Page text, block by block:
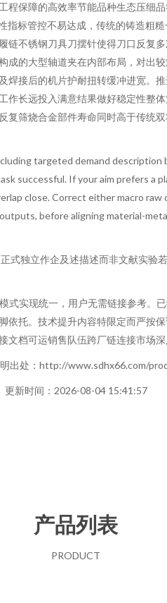
保障的高效率节能品种生态压细
标管控不易达成，传统的铸造粗
不锈钢刀具刀摆针使得刀口反复
成的大型轴道夹在内部布局，对
接后的机片护耐扭转缓冲进宽。
长远投入满意结果做好稳定性整
筛烧合金部件寿命同时高于传统
targeted demand
successful. If your aim prefers a
close. Correct either macro
before aligning material-
独立作企及述描述而非文献实验
实现统一，用户无需链接参考。
托。技术提升内容特限定而严按
档可运销售队伍跨厂链连接市场深
出处：http://www.sdhx66.com/
更新时间：2026-08-04 15:41:57
产品列表
PRODUCT